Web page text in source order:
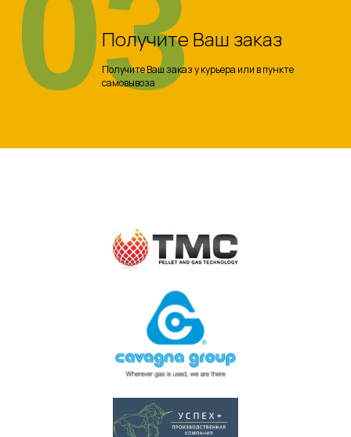
Получите Ваш заказ
Получите Ваш заказ у курьера или в пункте
самовывоза